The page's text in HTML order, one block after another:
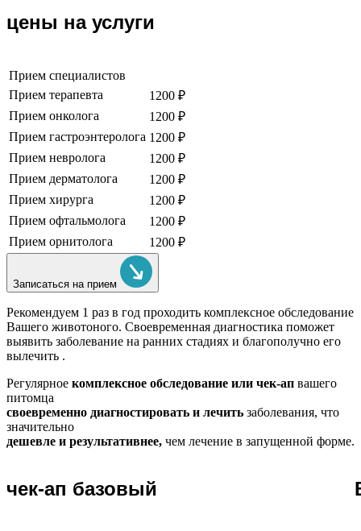
цены на услуги
Прием специалистов
Прием терапевта
1200 ₽
Прием онколога
1200 ₽
Прием гастроэнтеролога 1200 ₽
Прием невролога
1200 ₽
Прием дерматолога
1200 ₽
Прием хирурга
1200 ₽
Прием офтальмолога
1200 ₽
Прием орнитолога
1200 ₽
Записаться на прием
Рекомендуем 1 раз в год проходить комплексное обследование
Вашего животоного. Своевременная диагностика поможет
выявить заболевание на ранних стадиях и благополучно его
вылечить .
Регулярное комплексное обследование или чек-ап вашего
питомца
своевременно диагностировать и лечить заболевания, что
значительно
дешевле и результативнее, чем лечение в запущенной форме.
чек-ап базовый